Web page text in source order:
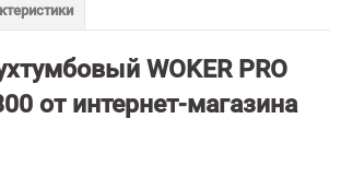
WOKER PRO
от интернет-магазина